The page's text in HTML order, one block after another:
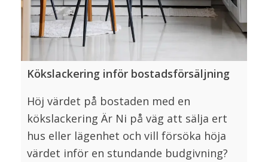
Kökslackering inför bostadsförsäljning
Höj värdet på bostaden med en
kökslackering Är Ni på väg att sälja ert
hus eller lägenhet och vill försöka höja
värdet inför en stundande budgivning?